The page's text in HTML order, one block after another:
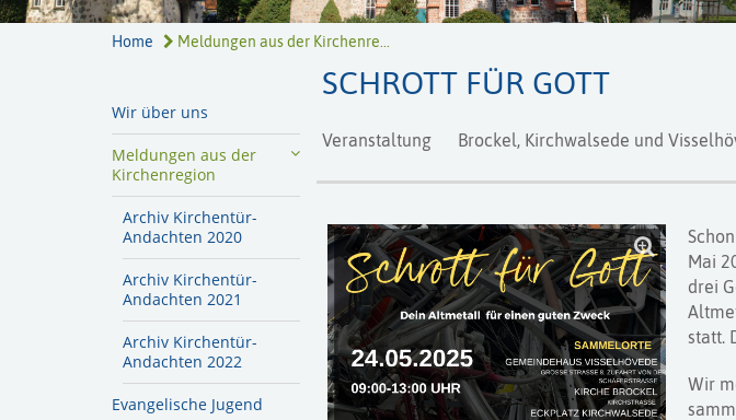
Home Meldungen aus der Kirchenre...
Wir über uns
Meldungen aus der
Kirchenregion
Archiv Kirchentür-
Andachten 2020
Archiv Kirchentür-
Andachten 2021
Archiv Kirchentür-
Andachten 2022
Evangelische Jugend
SCHROTT FÜR GOTT
Veranstaltung Brockel, Kirchwalsede und
Mai
drei
statt.
Wir